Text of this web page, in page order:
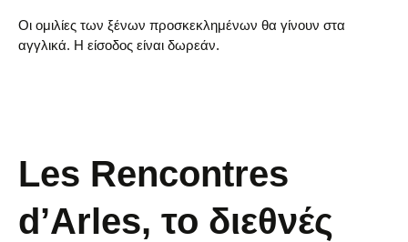
Οι ομιλίες των ξένων προσκεκλημένων θα γίνουν στα
αγγλικά. Η είσοδος είναι δωρεάν.
Les Rencontres
d’Arles, το διεθνές